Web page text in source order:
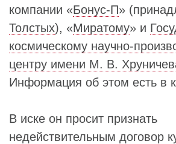
компании «Бонус-П»
Толстых), «Миратому» и
космическому научно-
центру имени М. В.
Информация об этом есть в
В иске он просит признать
недействительным договор